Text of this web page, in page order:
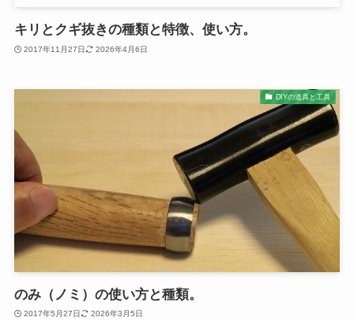
キリとクギ抜きの種類と特徴、使い方。
2017年11月27日 2026年4月6日
DIYの道具と工具
のみ（ノミ）の使い方と種類。
2017年5月27日 2026年3月5日